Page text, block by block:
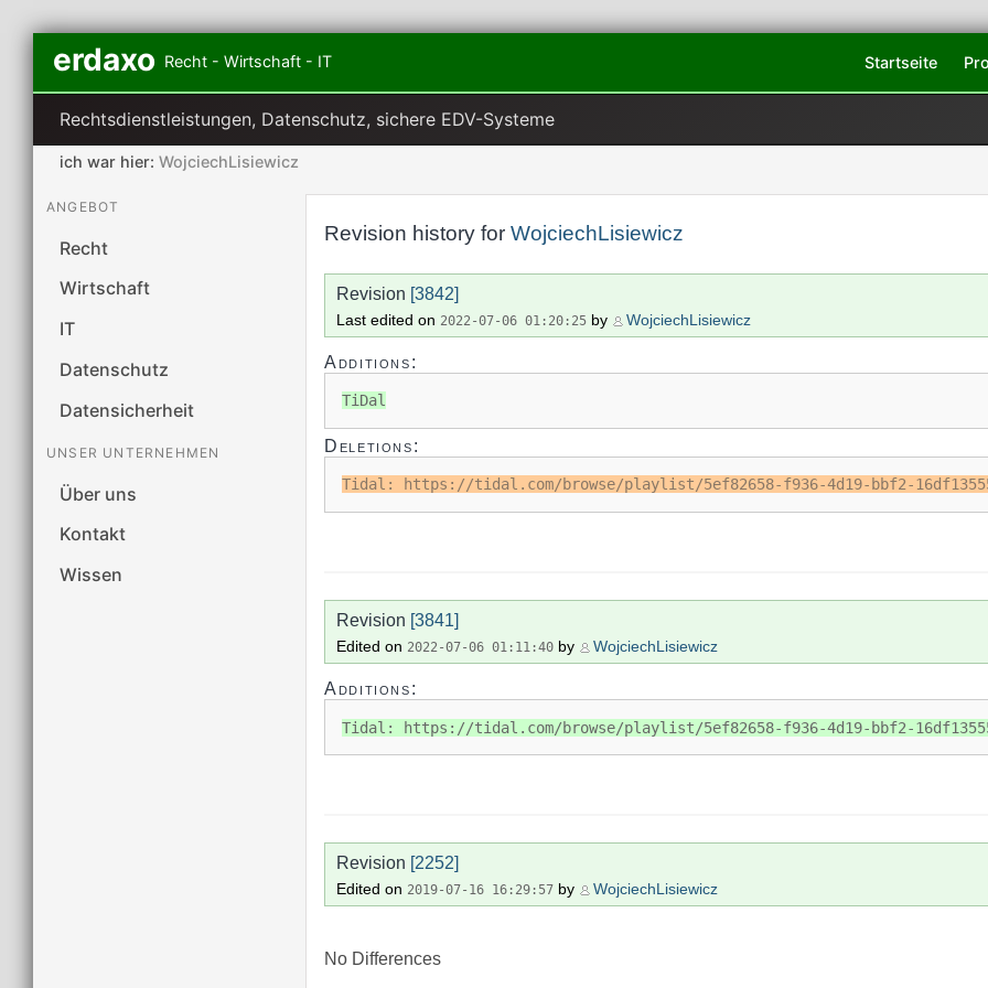
erdaxo Recht - Wirtschaft - IT Startseite
Rechtsdienstleistungen, Datenschutz, sichere EDV-Systeme
ich war hier: WojciechLisiewicz
ANGEBOT
Recht
Wirtschaft
IT
Datenschutz
Datensicherheit
UNSER UNTERNEHMEN
Über uns
Kontakt
Wissen
Revision history forWojciechLisiewicz
Revision [3842]
Last edited on 2022-07-06 01:20:25 by WojciechLisiewicz
Additions:
TiDal
Deletions:
Tidal: https://tidal.com/browse/playlist/5ef82658-f936-4d19-bbf2-
Revision [3841]
Edited on 2022-07-06 01:11:40 by WojciechLisiewicz
Additions:
Tidal: https://tidal.com/browse/playlist/5ef82658-f936-4d19-bbf2-
Revision [2252]
Edited on 2019-07-16 16:29:57 by WojciechLisiewicz
No Differences